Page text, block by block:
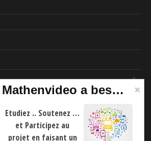
Mathenvideo a besoin de vous
Etudiez .. Soutenez …
et Participez au
projet en faisant un